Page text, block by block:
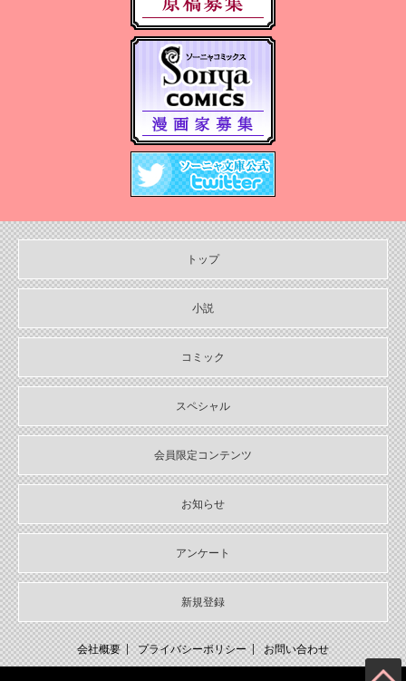
2025年４月刊電子書籍配信のお知らせ
2025年３月刊電子書籍配信のお知らせ
【Sonyaコミックス 電子書店配信開始】悪人の恋１、みそっかす
2024年12月刊電子書籍配信のお知らせ
【11月６日発売】Sonyaコミックス『悪人の恋1』『みそっかす王女
の結婚事情1』特典情報
2024/10/29
【11月上旬〜12月上旬】Sonyaコミックス４周年フェア特典情報
2024/10/29
【期間限定無料配信！】Sonyaコミックス【単話お試し読み合本
版】
2024/10/04
2024年10月刊電子書籍配信のお知らせ
2024/09/04
2024年９月刊電子書籍配信のお知らせ
2024/08/05
2024年８月刊電子書籍配信のお知らせ
2024/07/03
2024年７月刊電子書籍配信のお知らせ
2024/06/05
2024年６月刊電子書籍配信のお知らせ
2024/05/07
トップ
小説
コミック
スペシャル
会員限定コンテンツ
お知らせ
アンケート
新規登録
会社概要 プライバシーポリシー お問い合わせ